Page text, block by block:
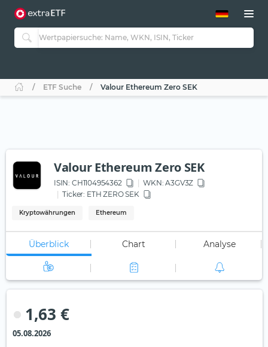
ETF-Guide 2.0
Guide Aktive ETFs
ETF-Sparpläne
ETF Suche Valour Ethereum Zero SEK
Valour Ethereum Zero SEK
ISIN: CH1104954362 WKN: A3GV3Z
Ticker: ETH ZERO SEK
Kryptowährungen Ethereum
Überblick Chart Analyse
1,63 €
05.08.2026